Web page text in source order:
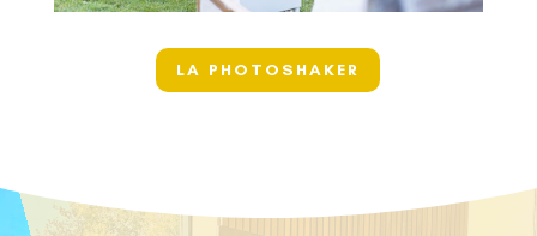
LA PHOTOSHAKER